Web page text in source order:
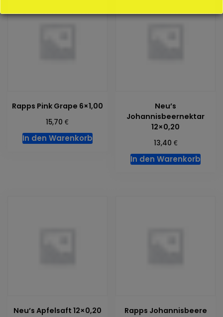
Rapps Pink Grape 6×1,00
15,70€
In den Warenkorb
Neu’s
Johannisbeernektar
12×0,20
13,40 €
In den Warenkorb
Neu’s Apfelsaft 12×0,20
Rapps Johannisbeere
Dies schließt sich in15Sekunden